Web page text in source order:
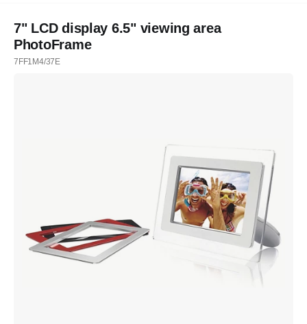
7" LCD display 6.5" viewing area
PhotoFrame
7FF1M4/37E